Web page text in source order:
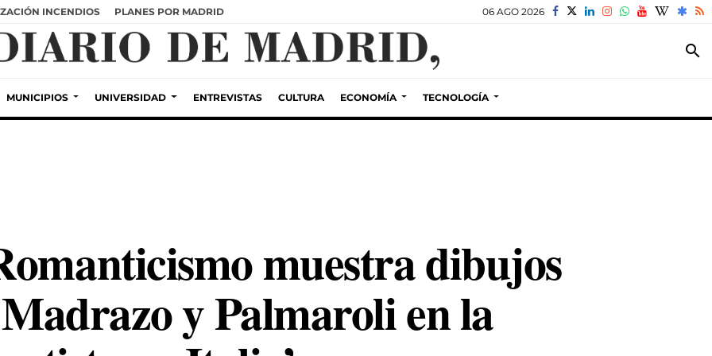
INCENDIOS PLANES POR MADRID 06 AGO 2026
search
MUNICIPIOS UNIVERSIDAD ENTREVISTAS CULTURA ECONOMÍA TECNOLOGÍA
muestra dibujos
y Palmaroli en la